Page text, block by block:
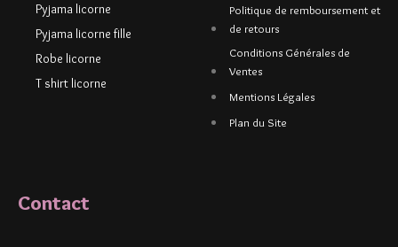
Pyjama licorne
Pyjama licorne fille
Robe licorne
T shirt licorne
Politique de remboursement et
de retours
Conditions Générales de
Ventes
Mentions Légales
Plan du Site
Contact